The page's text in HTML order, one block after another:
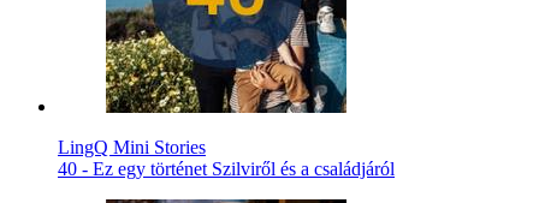
LingQ Mini Stories
40 - Ez egy történet Szilviről és a családjáról